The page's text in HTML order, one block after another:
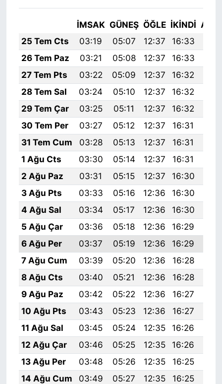
İMSAK GÜNEŞ ÖĞLE İKINDI
25 Tem Cts
03:19 05:07 12:37 16:33
26 Tem Paz
03:21 05:08 12:37 16:33
27 Tem Pts
03:22 05:09 12:37 16:32
28 Tem Sal
03:24 05:10 12:37 16:32
29 Tem Çar
03:25 05:11 12:37 16:32
30 Tem Per
03:27 05:12 12:37 16:31
31 Tem Cum
03:28 05:13 12:37 16:31
1 Ağu Cts
03:30 05:14 12:37 16:31
2 Ağu Paz
03:31 05:15 12:37 16:30
3 Ağu Pts
03:33 05:16 12:36 16:30
4 Ağu Sal
03:34 05:17 12:36 16:30
5 Ağu Çar
03:36 05:18 12:36 16:29
6 Ağu Per
03:37 05:19 12:36 16:29
7 Ağu Cum
03:39 05:20 12:36 16:28
8 Ağu Cts
03:40 05:21 12:36 16:28
9 Ağu Paz
03:42 05:22 12:36 16:27
10 Ağu Pts
03:43 05:23 12:36 16:27
11 Ağu Sal
03:45 05:24 12:35 16:26
12 Ağu Çar
03:46 05:25 12:35 16:26
13 Ağu Per
03:48 05:26 12:35 16:25
14 Ağu Cum
03:49 05:27 12:35 16:25